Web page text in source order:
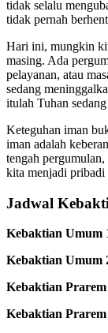
tidak selalu
tidak pernah
Hari ini, mungkin
masing. Ada
pelayanan, atau
sedang
itulah Tuhan
Keteguhan iman
iman adalah
tengah
kita menjadi pribadi
Jadwal
Kebaktian Umum
Kebaktian Umum
Kebaktian Prarem
Kebaktian Prarem